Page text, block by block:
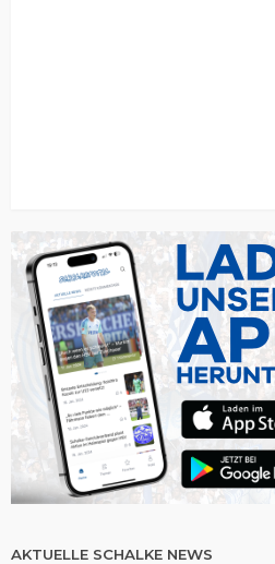
AKTUELLE SCHALKE NEWS